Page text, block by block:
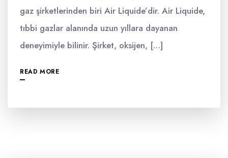
gaz şirketlerinden biri Air Liquide’dir. Air Liquide,
tıbbi gazlar alanında uzun yıllara dayanan
deneyimiyle bilinir. Şirket, oksijen, […]
READ MORE